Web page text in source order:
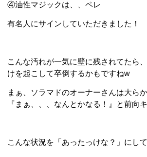
④油性マジックは、、ペレ
有名人にサインしていただきました！
こんな汚れが一気に壁に残されてたら
けを起こして卒倒するかもですねw
まぁ、ソラマドのオーナーさんは大ら
『まぁ、、、なんとかなる！』と前向
こんな状況を「あったっけな？」にし